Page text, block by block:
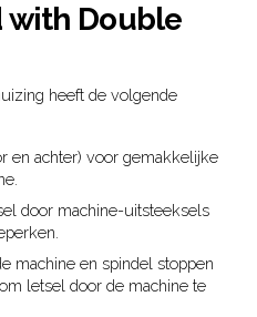
with Double
heeft de volgende
en achter) voor gemakkelijke
door machine-uitsteeksels
machine en spindel stoppen
letsel door de machine te